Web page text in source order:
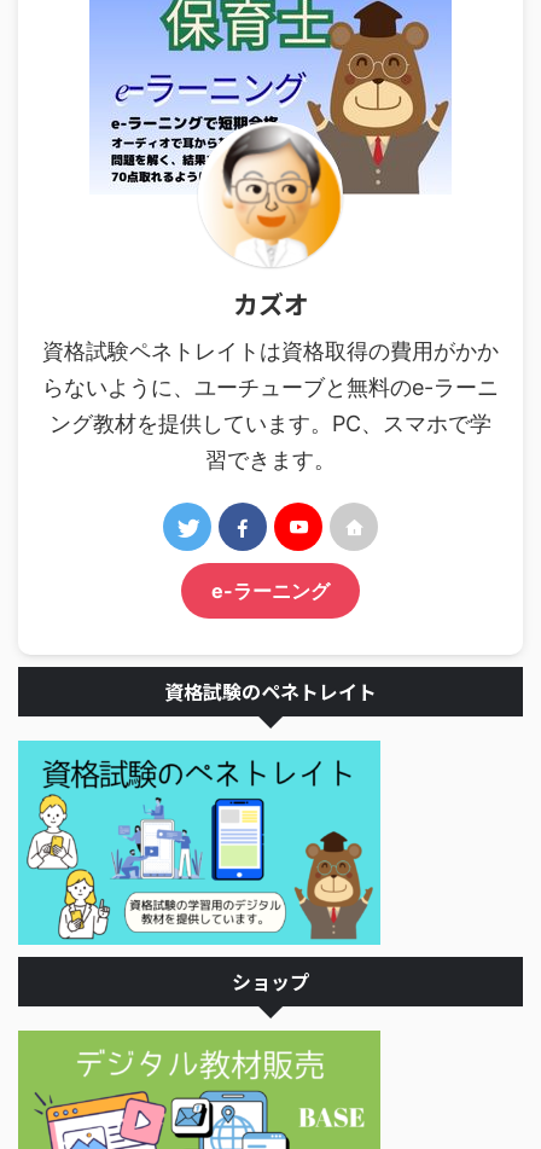
カズオ
資格試験ペネトレイトは資格取得の費用がかか
らないように、ユーチューブと無料のe-ラーニ
ング教材を提供しています。PC、スマホで学
習できます。
e-ラーニング
資格試験のペネトレイト
ショップ